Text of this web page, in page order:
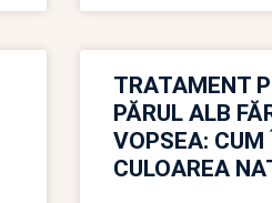
TRATAMENT
PĂRUL ALB
VOPSEA: CUM
CULOAREA